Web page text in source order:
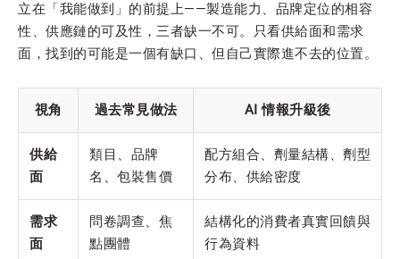
立在「我能做到」的前提上——製造能力、品牌定位的相容
性、供應鏈的可及性，三者缺一不可。只看供給面和需求
面，找到的可能是一個有缺口、但自己實際進不去的位置。
視角 過去常見做法 AI 情報升級後
供給
面
類目、品牌
名、包裝售價
配方組合、劑量結構、劑型
分布、供給密度
需求
面
問卷調查、焦
點團體
結構化的消費者真實回饋與
行為資料